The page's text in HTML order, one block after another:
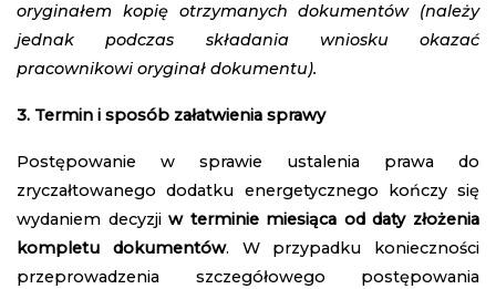
oryginałem kopię otrzymanych dokumentów (należy
jednak podczas składania wniosku okazać
pracownikowi oryginał dokumentu).
3. Termin i sposób załatwienia sprawy
Postępowanie w sprawie ustalenia prawa do
zryczałtowanego dodatku energetycznego kończy się
wydaniem decyzjiw terminie miesiąca od daty złożenia
kompletu dokumentów. W przypadku konieczności
przeprowadzenia szczegółowego postępowania